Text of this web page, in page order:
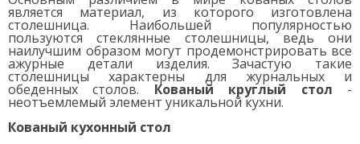
является материал, из которого изготовлена
столешница. Наибольшей популярностью
пользуются стеклянные столешницы, ведь они
наилучшим образом могут продемонстрировать все
ажурные детали изделия. Зачастую такие
столешницы характерны для журнальных и
обеденных столов. Кованый круглый стол -
неотъемлемый элемент уникальной кухни.
Кованый кухонный стол